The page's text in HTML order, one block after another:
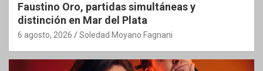
Faustino Oro, partidas simultáneas y
distinción en Mar del Plata
6 agosto, 2026 Soledad Moyano Fagnani